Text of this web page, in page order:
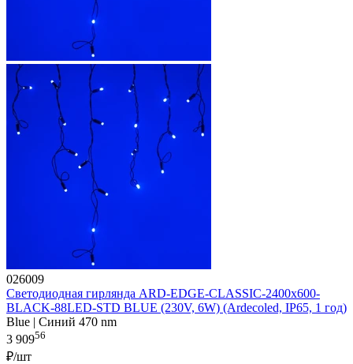
026009
Светодиодная гирлянда ARD-EDGE-CLASSIC-2400x600-
BLACK-88LED-STD BLUE (230V, 6W) (Ardecoled, IP65, 1 год)
Blue | Синий 470 nm
3 90956
₽/шт